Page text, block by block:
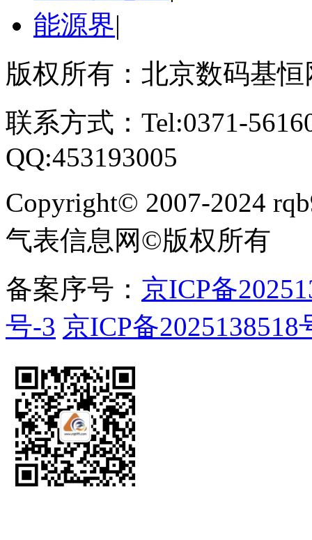
能源界|
版权所有：北京数码基
联系方式：Tel:0371-
QQ:453193005
Copyright© 2007-2024
气表信息网©版权所有
备案序号： 京ICP备
号-3 京ICP备2025138518